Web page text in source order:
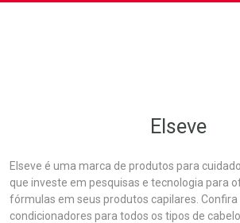
Elseve
Elseve é uma marca de produtos para
que investe em pesquisas e tecnologia para
fórmulas em seus produtos capilares. Confira
condicionadores para todos os tipos de